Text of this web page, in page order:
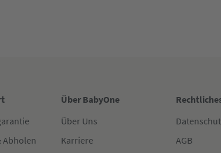
Abholen
Über BabyOne
Über Uns
Karriere
AGB